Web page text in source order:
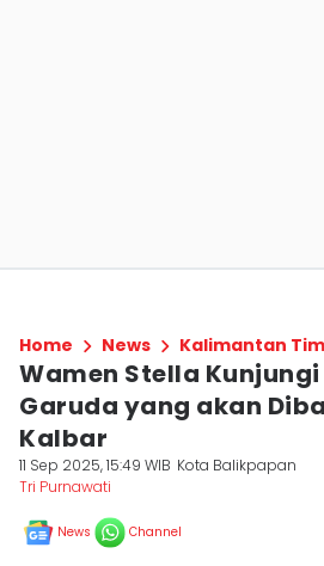
Home News Kalimantan
Wamen Stella
Garuda yang akan
Kalbar
11 Sep 2025, 15:49 WIB Kota Balikpapan
Tri Purnawati
News Channel